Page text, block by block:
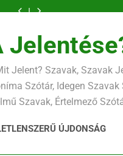
Jelent? Szavak, Szavak
Szótár, Idegen Szavak
Szavak, Értelmező
ÚJDONSÁG